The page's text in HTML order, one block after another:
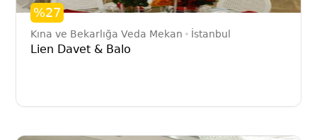
%27
Kına ve Bekarlığa Veda Mekan İstanbul
Lien Davet & Balo